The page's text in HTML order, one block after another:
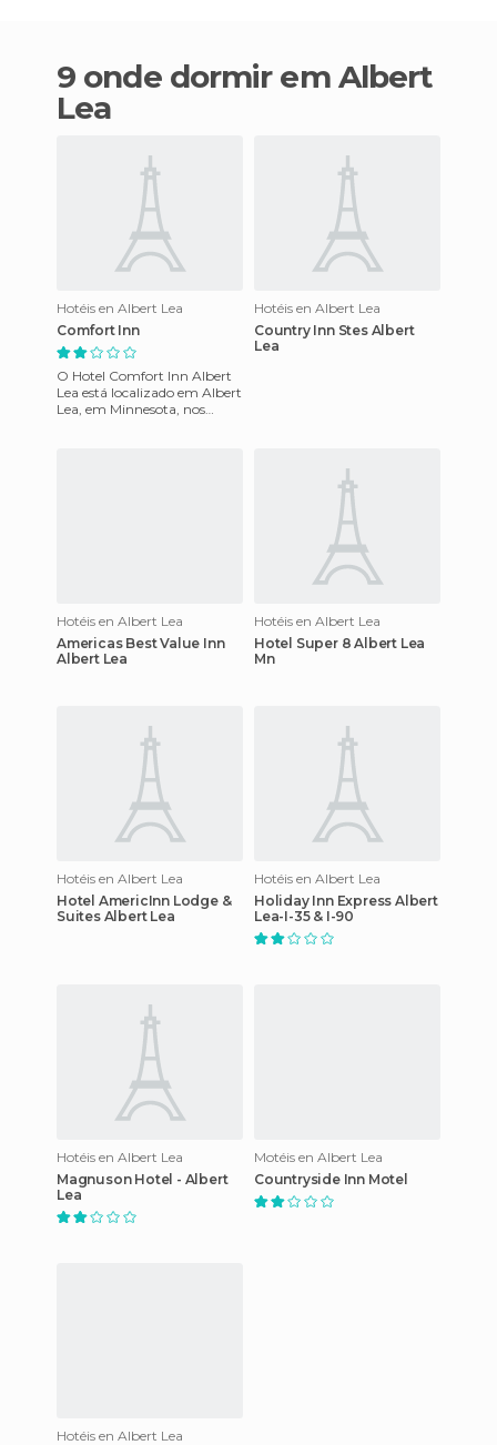
9 onde dormir em Albert
Lea
Hotéis en Albert Lea
Comfort Inn
O Hotel Comfort Inn Albert
Lea está localizado em Albert
Lea, em Minnesota, nos
Hotéis en Albert Lea
Country Inn Stes Albert
Lea
Hotéis en Albert Lea
Americas Best Value Inn
Albert Lea
Hotéis en Albert Lea
Hotel Super 8 Albert Lea
Mn
Hotéis en Albert Lea
Hotel AmericInn Lodge &
Suites Albert Lea
Hotéis en Albert Lea
Holiday Inn Express Albert
Lea-I-35 & I-90
Hotéis en Albert Lea
Magnuson Hotel - Albert
Lea
Motéis en Albert Lea
Countryside Inn Motel
Hotéis en Albert Lea